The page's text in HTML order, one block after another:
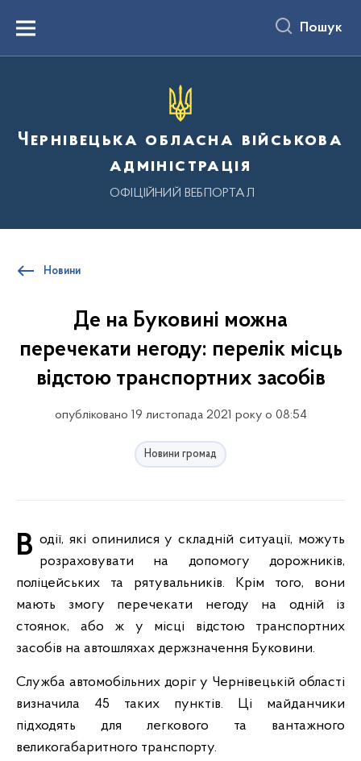
вмістуMenu Пошук
Чернівецька обласна військова
адміністрація
ОФІЦІЙНИЙ ВЕБПОРТАЛ
Новини
Де на Буковині можна
перечекати негоду: перелік місць
відстою транспортних засобів
опубліковано 19 листопада 2021 року о 08:54
Новини громад
Водії, які опинилися у складній ситуації, можуть розраховувати на допомогу дорожників,
поліцейських та рятувальників. Крім того, вони
мають змогу перечекати негоду на одній із
стоянок, або ж у місці відстою транспортних
засобів на автошляхах держзначення Буковини.
Служба автомобільних доріг у Чернівецькій області
визначила 45 таких пунктів. Ці майданчики
підходять для легкового та вантажного
великогабаритного транспорту.